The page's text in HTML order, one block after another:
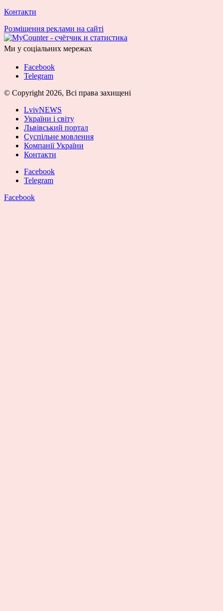
Контакти
Розміщення реклами на сайті
Ми у соціальних мережах
Facebook
Telegram
© Copyright 2026, Всі права захищені
LvivNEWS
України і світу
Львівський портал
Суспільне мовлення
Компанії України
Контакти
Facebook
Telegram
Facebook